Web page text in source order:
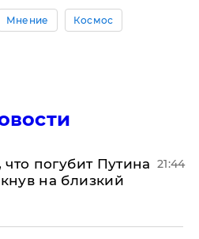
Мнение Космос
погубит Путина
на близкий
21:44